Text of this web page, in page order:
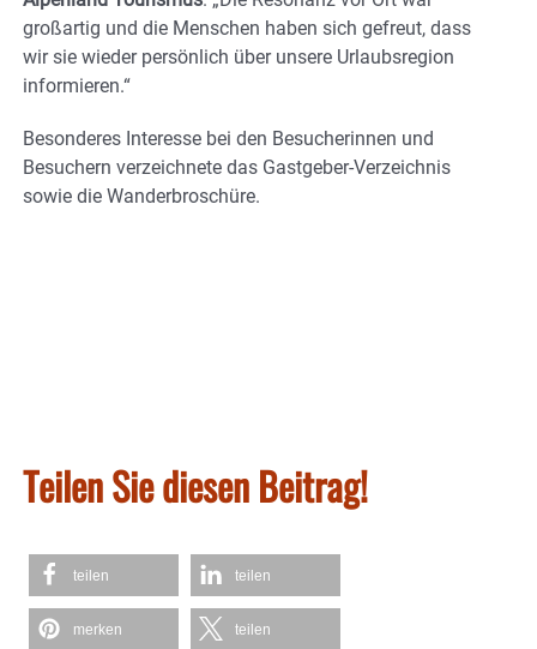
großartig und die Menschen haben sich gefreut, dass
wir sie wieder persönlich über unsere Urlaubsregion
informieren.“
Besonderes Interesse bei den Besucherinnen und
Besuchern verzeichnete das Gastgeber-Verzeichnis
sowie die Wanderbroschüre.
Teilen Sie diesen Beitrag!
teilen teilen
merken teilen